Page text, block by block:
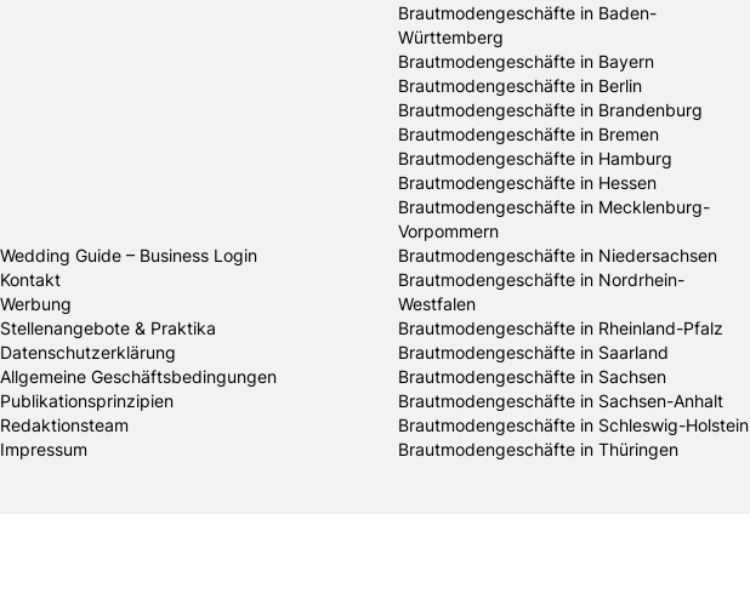
Wedding Guide – Business Login
Kontakt
Werbung
Stellenangebote & Praktika
Datenschutzerklärung
Allgemeine Geschäftsbedingungen
Publikationsprinzipien
Redaktionsteam
Impressum
Brautmodengeschäfte in Baden-
Württemberg
Brautmodengeschäfte in Bayern
Brautmodengeschäfte in Berlin
Brautmodengeschäfte in Brandenburg
Brautmodengeschäfte in Bremen
Brautmodengeschäfte in Hamburg
Brautmodengeschäfte in Hessen
Brautmodengeschäfte in Mecklenburg-
Vorpommern
Brautmodengeschäfte in Niedersachsen
Brautmodengeschäfte in Nordrhein-
Westfalen
Brautmodengeschäfte in Rheinland-Pfalz
Brautmodengeschäfte in Saarland
Brautmodengeschäfte in Sachsen
Brautmodengeschäfte in Sachsen-Anhalt
Brautmodengeschäfte in Schleswig-Holstein
Brautmodengeschäfte in Thüringen